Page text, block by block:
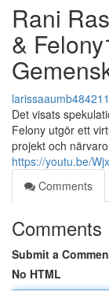
Rani
&
larissaaumb484211
Det visats
Felony utgör ett
projekt och
https://youtu.be/
Comments
Comments
Submit a
No HTML